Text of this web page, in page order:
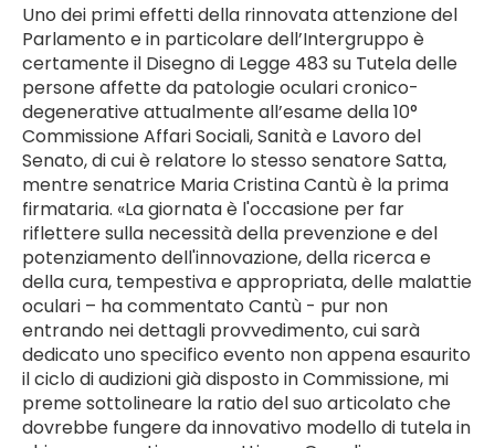
Uno dei primi effetti della rinnovata attenzione del
Parlamento e in particolare dell’Intergruppo è
certamente il Disegno di Legge 483 su Tutela delle
persone affette da patologie oculari cronico-
degenerative attualmente all’esame della 10°
Commissione Affari Sociali, Sanità e Lavoro del
Senato, di cui è relatore lo stesso senatore Satta,
mentre senatrice Maria Cristina Cantù è la prima
firmataria. «La giornata è l'occasione per far
riflettere sulla necessità della prevenzione e del
potenziamento dell'innovazione, della ricerca e
della cura, tempestiva e appropriata, delle malattie
oculari – ha commentato Cantù - pur non
entrando nei dettagli provvedimento, cui sarà
dedicato uno specifico evento non appena esaurito
il ciclo di audizioni già disposto in Commissione, mi
preme sottolineare la ratio del suo articolato che
dovrebbe fungere da innovativo modello di tutela in